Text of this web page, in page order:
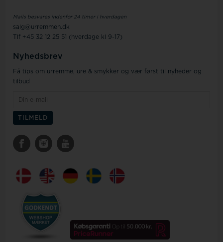
Mails besvares indenfor 24 timer i hverdagen
salg@urremmen.dk
Tlf +45 32 12 25 51 (hverdage kl 9-17)
Nyhedsbrev
Få tips om urremme, ure & smykker og vær først til nyheder og
tilbud